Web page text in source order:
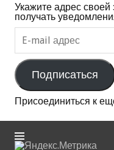
Укажите адрес своей
получать
E-
mail
адрес
Подписаться
Присоединиться к